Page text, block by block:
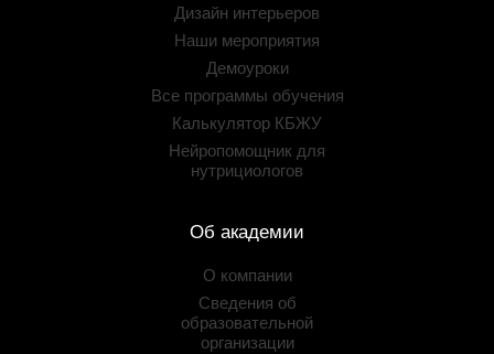
Дизайн интерьеров
Наши мероприятия
Демоуроки
Все программы обучения
Калькулятор КБЖУ
Нейропомощник для
нутрициологов
Об академии
О компании
Сведения об
образовательной
организации